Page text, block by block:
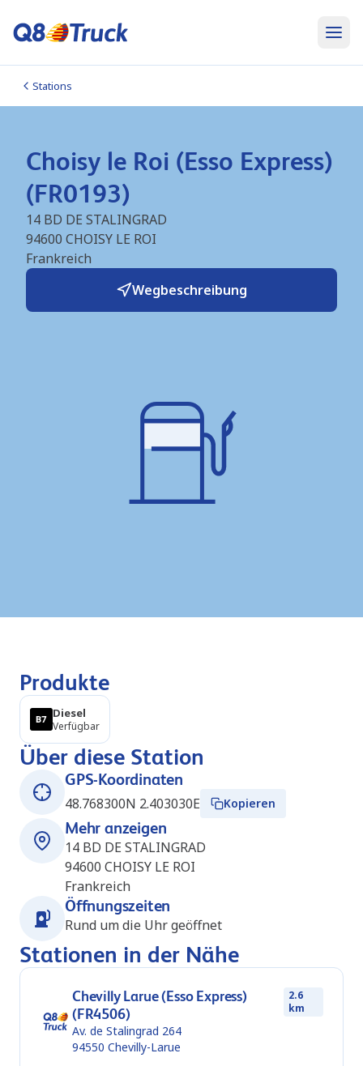
Stations
Choisy le Roi (Esso Express)
(FR0193)
14 BD DE STALINGRAD
94600 CHOISY LE ROI
Frankreich
Wegbeschreibung
Produkte
Diesel
Verfügbar
Über diese Station
GPS-Koordinaten
48.768300N 2.403030E
Kopieren
Mehr anzeigen
14 BD DE STALINGRAD
94600 CHOISY LE ROI
Frankreich
Öffnungszeiten
Rund um die Uhr geöffnet
Stationen in der Nähe
Chevilly Larue (Esso Express)
(FR4506)
2.6
km
Av. de Stalingrad 264
94550 Chevilly-Larue